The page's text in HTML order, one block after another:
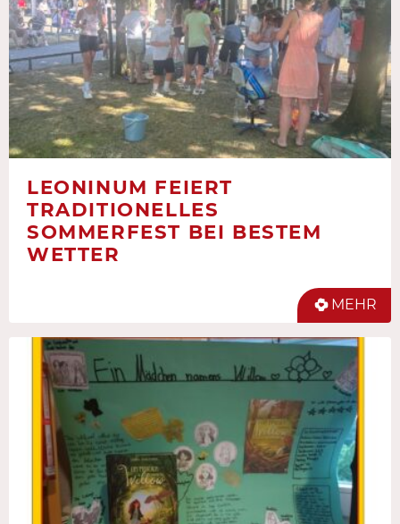
LEONINUM FEIERT
TRADITIONELLES
SOMMERFEST BEI BESTEM
WETTER
MEHR